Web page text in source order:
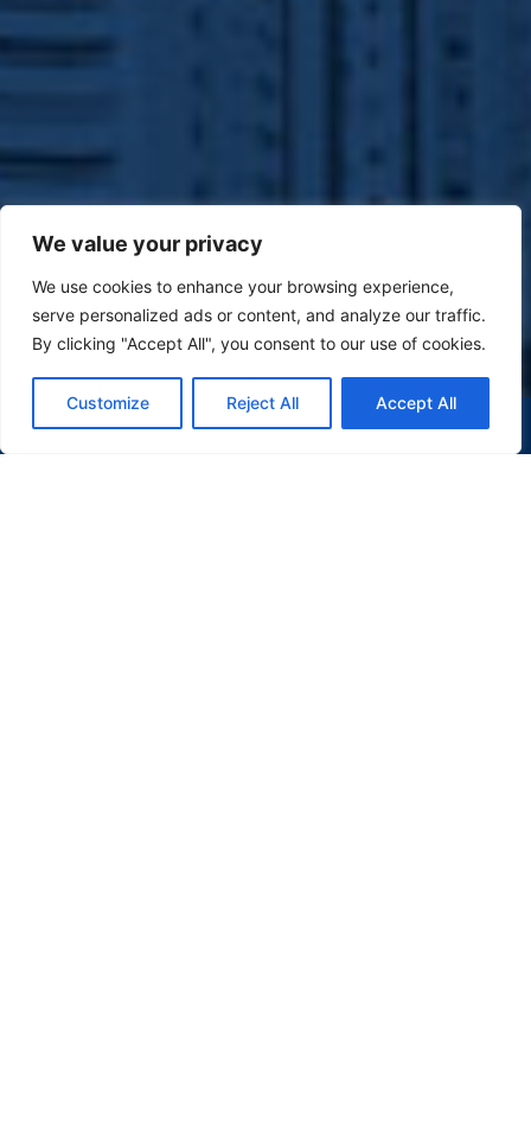
We value your privacy
We use cookies to enhance your browsing experience,
serve personalized ads or content, and analyze our traffic.
By clicking "Accept All", you consent to our use of cookies.
Customize Reject All Accept All
(47) 9 9977-7630